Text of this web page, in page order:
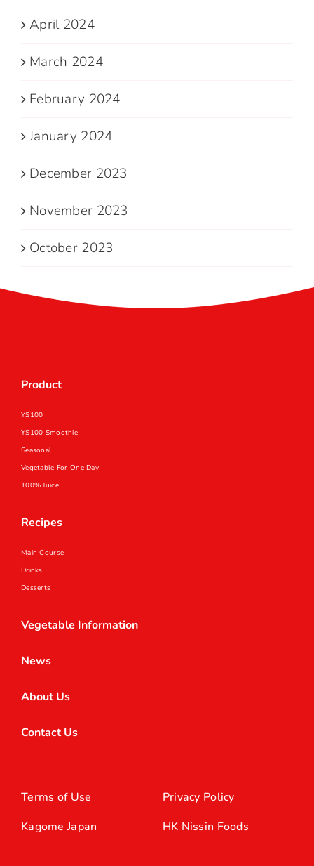
April 2024
March 2024
February 2024
January 2024
December 2023
November 2023
October 2023
Product
YS100
YS100 Smoothie
Seasonal
Vegetable For One Day
100% Juice
Recipes
Main Course
Drinks
Desserts
Vegetable Information
News
About Us
Contact Us
Terms of Use
Kagome Japan
Privacy Policy
HK Nissin Foods